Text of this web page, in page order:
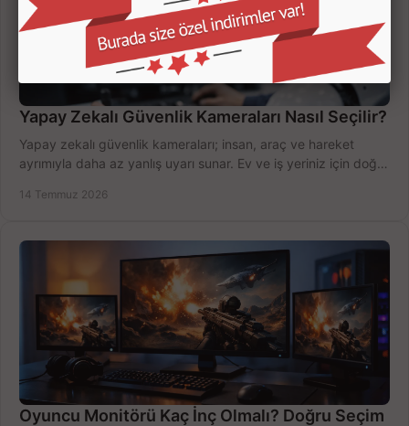
Yapay Zekalı Güvenlik Kameraları Nasıl Seçilir?
Yapay zekalı güvenlik kameraları; insan, araç ve hareket
ayrımıyla daha az yanlış uyarı sunar. Ev ve iş yeriniz için doğru
14 Temmuz 2026
Oyuncu Monitörü Kaç İnç Olmalı? Doğru Seçim